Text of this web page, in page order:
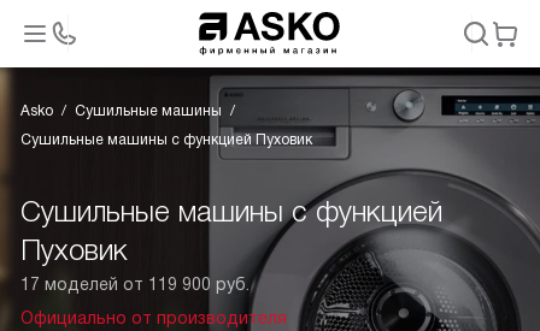
Asko
Сушильные машины
Сушильные машины с функцией Пуховик
Сушильные машины с функцией
Пуховик
17 моделей от 119 900 руб.
Официально от производителя